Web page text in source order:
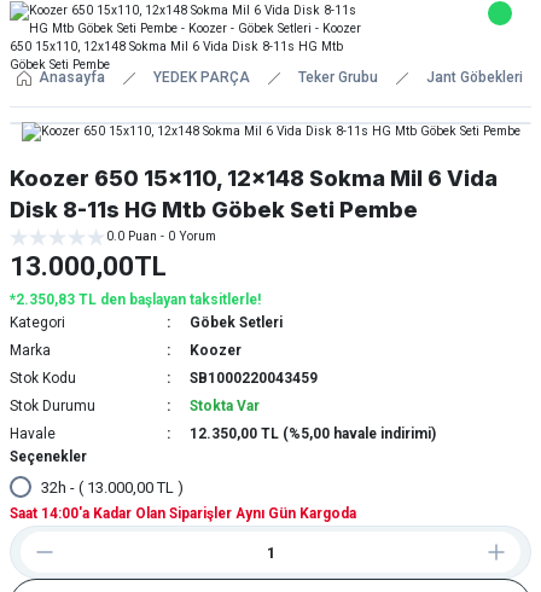
Anasayfa YEDEK PARÇA Teker Grubu Jant Göbekleri
Koozer 650 15x110, 12x148 Sokma Mil 6 Vida
Disk 8-11s HG Mtb Göbek Seti Pembe
0.0 Puan - 0 Yorum
13.000,00TL
*2.350,83 TL den başlayan taksitlerle!
Kategori
Göbek Setleri
Marka
Koozer
Stok Kodu
SB1000220043459
Stok Durumu
Stokta Var
Havale
12.350,00 TL (%5,00 havale indirimi)
Saat 14:00'a Kadar Olan Siparişler Aynı Gün Kargoda
Seçenekler
32h - ( 13.000,00 TL )